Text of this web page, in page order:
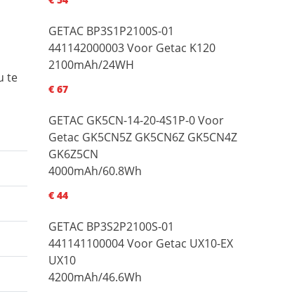
te
GETAC BP3S1P2100S-01
441142000003 Voor Getac K120
2100mAh/24WH
€ 67
GETAC GK5CN-14-20-4S1P-0 Voor
Getac GK5CN5Z GK5CN6Z GK5CN4Z
GK6Z5CN
4000mAh/60.8Wh
€ 44
GETAC BP3S2P2100S-01
441141100004 Voor Getac UX10-EX
UX10
4200mAh/46.6Wh